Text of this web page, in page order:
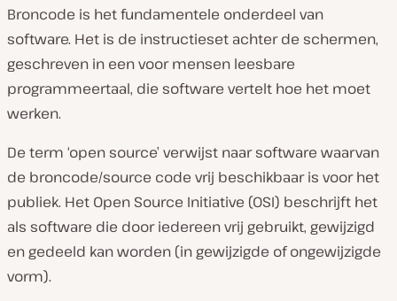
Broncode is het fundamentele onderdeel van
software. Het is de instructieset achter de schermen,
geschreven in een voor mensen leesbare
programmeertaal, die software vertelt hoe het moet
werken.
De term ‘open source’ verwijst naar software waarvan
de broncode/source code vrij beschikbaar is voor het
publiek. Het Open Source Initiative (OSI) beschrijft het
als software die door iedereen vrij gebruikt, gewijzigd
en gedeeld kan worden (in gewijzigde of ongewijzigde
vorm).